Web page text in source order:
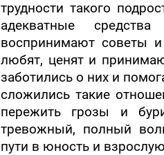
трудности такого
адекватные
воспринимают советы и
любят, ценят и
заботились о них и
сложились такие
пережить грозы и
тревожный, полный
пути в юность и